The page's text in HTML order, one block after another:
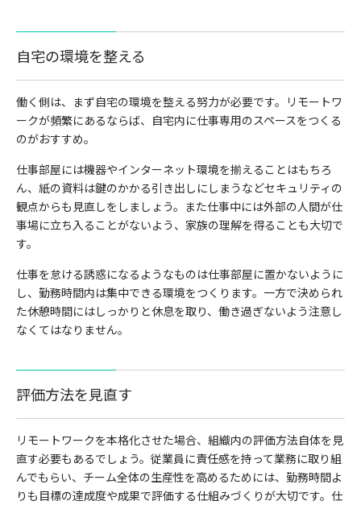
自宅の環境を整える
働く側は、まず自宅の環境を整える努力が必要です。リモートワ
ークが頻繁にあるならば、自宅内に仕事専用のスペースをつくる
のがおすすめ。
仕事部屋には機器やインターネット環境を揃えることはもちろ
ん、紙の資料は鍵のかかる引き出しにしまうなどセキュリティの
観点からも見直しをしましょう。また仕事中には外部の人間が仕
事場に立ち入ることがないよう、家族の理解を得ることも大切で
す。
仕事を怠ける誘惑になるようなものは仕事部屋に置かないように
し、勤務時間内は集中できる環境をつくります。一方で決められ
た休憩時間にはしっかりと休息を取り、働き過ぎないよう注意し
なくてはなりません。
評価方法を見直す
リモートワークを本格化させた場合、組織内の評価方法自体を見
直す必要もあるでしょう。従業員に責任感を持って業務に取り組
んでもらい、チーム全体の生産性を高めるためには、勤務時間よ
りも目標の達成度や成果で評価する仕組みづくりが大切です。仕